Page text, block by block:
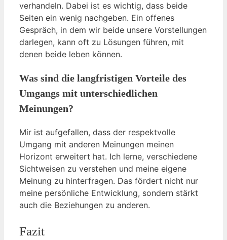
verhandeln. Dabei ist es wichtig, dass beide
Seiten ein wenig nachgeben. Ein offenes
Gespräch, in dem wir beide unsere Vorstellungen
darlegen, kann oft zu Lösungen führen, mit
denen beide leben können.
Was sind die langfristigen Vorteile des
Umgangs mit unterschiedlichen
Meinungen?
Mir ist aufgefallen, dass der respektvolle
Umgang mit anderen Meinungen meinen
Horizont erweitert hat. Ich lerne, verschiedene
Sichtweisen zu verstehen und meine eigene
Meinung zu hinterfragen. Das fördert nicht nur
meine persönliche Entwicklung, sondern stärkt
auch die Beziehungen zu anderen.
Fazit